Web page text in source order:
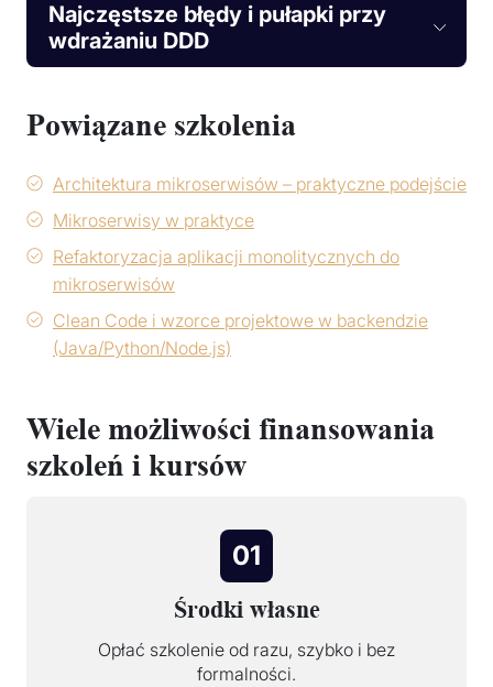
Najczęstsze błędy i pułapki przy
wdrażaniu DDD
Powiązane szkolenia
Architektura mikroserwisów – praktyczne podejście
Mikroserwisy w praktyce
Refaktoryzacja aplikacji monolitycznych do
mikroserwisów
Clean Code i wzorce projektowe w backendzie
(Java/Python/Node.js)
Wiele możliwości finansowania
szkoleń i kursów
01
Środki własne
Opłać szkolenie od razu, szybko i bez
formalności.